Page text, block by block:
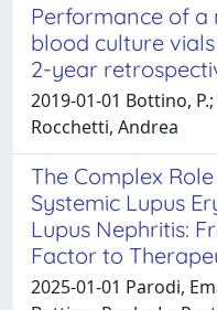
Performance of
blood culture
2-year
2019-01-01 Bottino,
Rocchetti, Andrea
The Complex
Systemic Lupus
Lupus Nephritis:
Factor to
2025-01-01 Parodi,